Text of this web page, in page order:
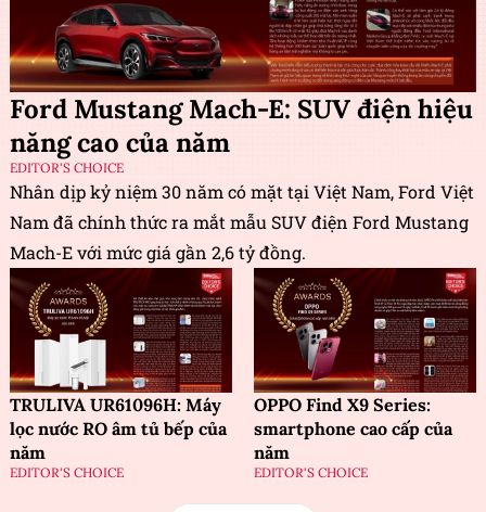
Ford Mustang Mach-E: SUV điện hiệu
năng cao của năm
EDITOR'S CHOICE
Nhân dịp kỷ niệm 30 năm có mặt tại Việt Nam, Ford Việt
Nam đã chính thức ra mắt mẫu SUV điện Ford Mustang
Mach-E với mức giá gần 2,6 tỷ đồng.
TRULIVA UR61096H: Máy
lọc nước RO âm tủ bếp của
năm
EDITOR'S CHOICE
OPPO Find X9 Series:
smartphone cao cấp của
năm
EDITOR'S CHOICE